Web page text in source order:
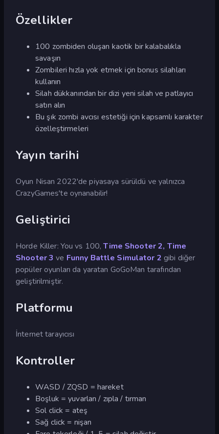
Özellikler
100 zombiden oluşan kaotik bir kalabalıkla
savaşın
Zombileri hızla yok etmek için bonus silahları
kullanın
Silah dükkanından bir dizi yeni silah ve patlayıcı
satın alın
Bu şık zombi avcısı estetiği için kapsamlı karakter
özelleştirmeleri
Yayın tarihi
Oyun Nisan 2022'de piyasaya sürüldü ve yalnızca
CrazyGames'te oynanabilir!
Geliştirici
Horde Killer: You vs 100,Time Shooter 2, Time
Shooter 3 ve Funny Battle Simulator 2 gibi diğer
popüler oyunları da yaratan GoGoMan tarafından
geliştirilmiştir.
Platformu
İnternet tarayıcısı
Kontroller
WASD / ZQSD = hareket
Boşluk = yuvarlan / zıpla / tırman
Sol click = ateş
Sağ click = nişan